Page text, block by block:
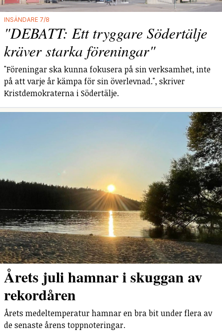
INSÄNDARE 7/8
"DEBATT: Ett tryggare Södertälje
kräver starka föreningar"
"Föreningar ska kunna fokusera på sin verksamhet, inte
på att varje år kämpa för sin överlevnad.", skriver
Kristdemokraterna i Södertälje.
Årets juli hamnar i skuggan av
rekordåren
Årets medeltemperatur hamnar en bra bit under flera av
de senaste årens toppnoteringar.